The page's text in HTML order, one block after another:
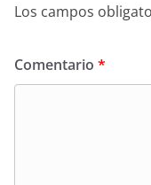
Los campos
Comentario *